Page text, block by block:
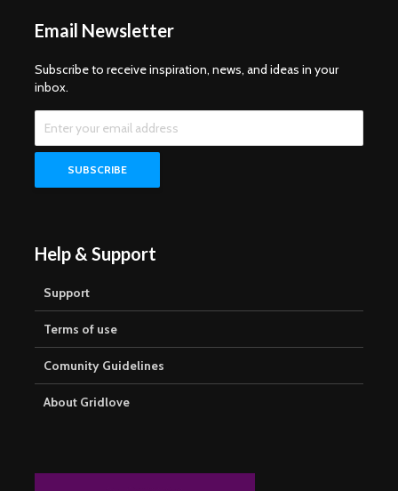
Email Newsletter
Subscribe to receive inspiration, news, and ideas in your
inbox.
Help & Support
Support
Terms of use
Comunity Guidelines
About Gridlove